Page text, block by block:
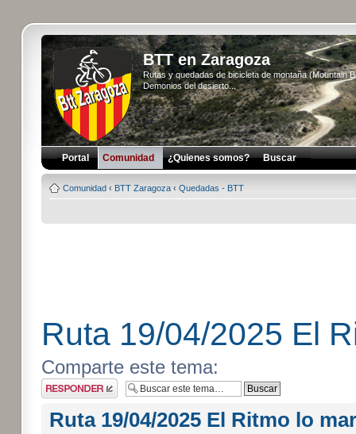
BTT en Zaragoza
Rutas y quedadas de bicicleta de montaña (Mountain
Demonios del desierto...
Portal Comunidad ¿Quienes somos? Buscar
Comunidad ‹ BTT Zaragoza ‹ Quedadas - BTT
Ruta 19/04/2025 El
Comparte este tema:
Publicar una
respuesta
Ruta 19/04/2025 El Ritmo lo